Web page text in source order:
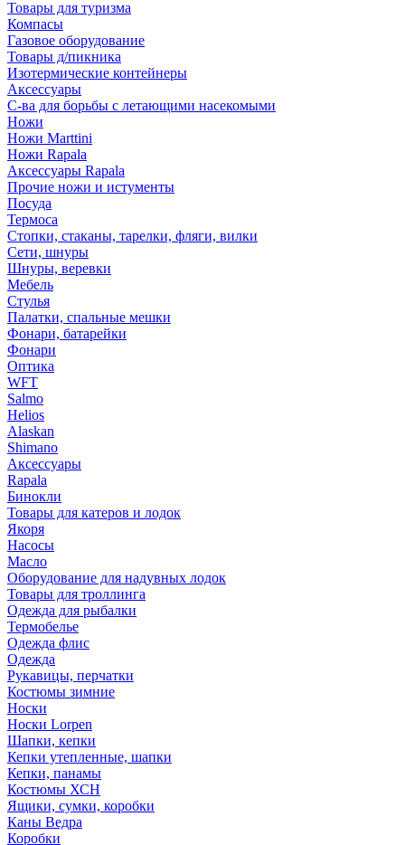
Товары для туризма
Компасы
Газовое оборудование
Товары д/пикника
Изотермические контейнеры
Аксессуары
С-ва для борьбы с летающими насекомыми
Ножи
Ножи Marttini
Ножи Rapala
Аксессуары Rapala
Прочие ножи и истументы
Посуда
Термоса
Стопки, стаканы, тарелки, фляги, вилки
Сети, шнуры
Шнуры, веревки
Мебель
Стулья
Палатки, спальные мешки
Фонари, батарейки
Фонари
Оптика
WFT
Salmo
Helios
Alaskan
Shimano
Аксессуары
Rapala
Бинокли
Товары для катеров и лодок
Якоря
Насосы
Масло
Оборудование для надувных лодок
Товары для троллинга
Одежда для рыбалки
Термобелье
Одежда флис
Одежда
Рукавицы, перчатки
Костюмы зимние
Носки
Носки Lorpen
Шапки, кепки
Кепки утепленные, шапки
Кепки, панамы
Костюмы ХСН
Ящики, сумки, коробки
Каны Ведра
Коробки